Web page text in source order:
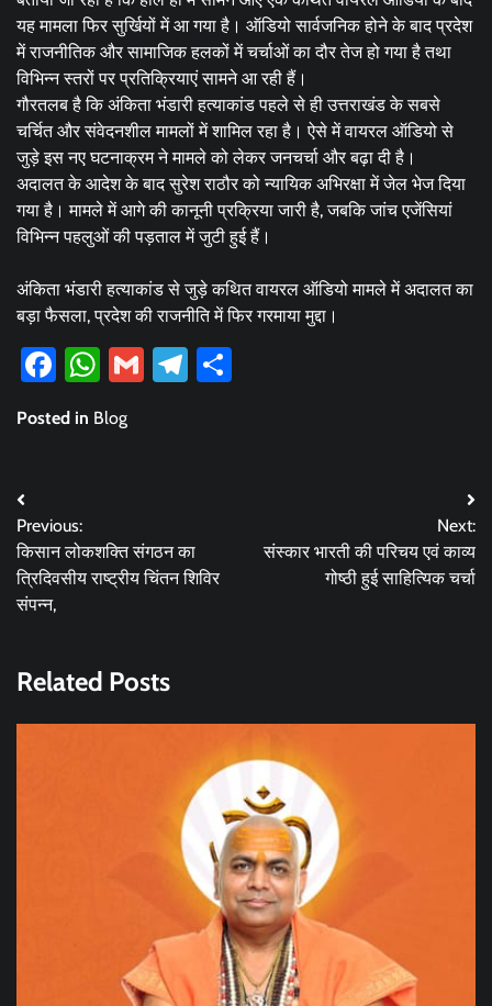
यह मामला फिर सुर्खियों में आ गया है। ऑडियो सार्वजनिक होने के बाद प्रदेश
में राजनीतिक और सामाजिक हलकों में चर्चाओं का दौर तेज हो गया है तथा
विभिन्न स्तरों पर प्रतिक्रियाएं सामने आ रही हैं।
गौरतलब है कि अंकिता भंडारी हत्याकांड पहले से ही उत्तराखंड के सबसे
चर्चित और संवेदनशील मामलों में शामिल रहा है। ऐसे में वायरल ऑडियो से
जुड़े इस नए घटनाक्रम ने मामले को लेकर जनचर्चा और बढ़ा दी है।
अदालत के आदेश के बाद सुरेश राठौर को न्यायिक अभिरक्षा में जेल भेज दिया
गया है। मामले में आगे की कानूनी प्रक्रिया जारी है, जबकि जांच एजेंसियां
विभिन्न पहलुओं की पड़ताल में जुटी हुई हैं।
अंकिता भंडारी हत्याकांड से जुड़े कथित वायरल ऑडियो मामले में अदालत का
बड़ा फैसला, प्रदेश की राजनीति में फिर गरमाया मुद्दा।
Facebook
WhatsApp
GmailTelegram
Posted in Blog
Post
navigation
Previous:
किसान लोकशक्ति संगठन का
त्रिदिवसीय राष्ट्रीय चिंतन शिविर
संपन्न,
Next:
संस्कार भारती की परिचय एवं काव्य
गोष्ठी हुई साहित्यिक चर्चा
Related Posts